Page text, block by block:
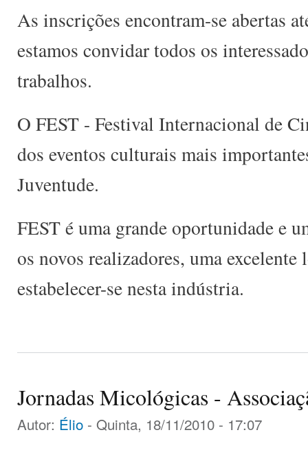
As inscrições encontram-se abertas
estamos convidar todos os
trabalhos.
O FEST - Festival Internacional de
dos eventos culturais mais
Juventude.
FEST é uma grande oportunidade e
os novos realizadores, uma excelente
estabelecer-se nesta indústria.
Jornadas Micológicas -
Autor: Élio - Quinta, 18/11/2010 - 17:07